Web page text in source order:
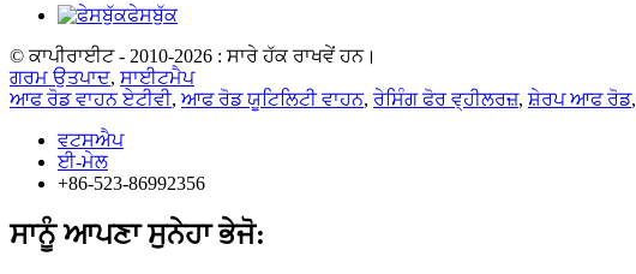
ਫੇਸਬੁੱਕ
© ਕਾਪੀਰਾਈਟ - 2010-2026 : ਸਾਰੇ ਹੱਕ ਰਾਖਵੇਂ ਹਨ।
ਗਰਮ ਉਤਪਾਦ, ਸਾਈਟਮੈਪ
ਆਫ ਰੋਡ ਵਾਹਨ ਏਟੀਵੀ, ਆਫ ਰੋਡ ਯੂਟਿਲਿਟੀ ਵਾਹਨ, ਰੇਸਿੰਗ ਫੋਰ ਵ੍ਹੀਲਰਜ਼, ਸ਼ੇਰਪ ਆਫ ਰੋਡ,
ਵਟਸਐਪ
ਈ-ਮੇਲ
+86-523-86992356
ਸਾਨੂੰ ਆਪਣਾ ਸੁਨੇਹਾ ਭੇਜੋ: